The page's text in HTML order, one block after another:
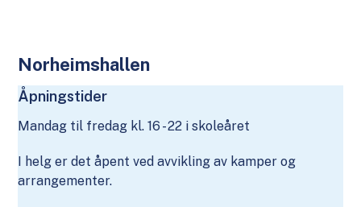
Norheimshallen
Åpningstider
Mandag til fredag kl. 16 - 22 i skoleåret
I helg er det åpent ved avvikling av kamper og
arrangementer.